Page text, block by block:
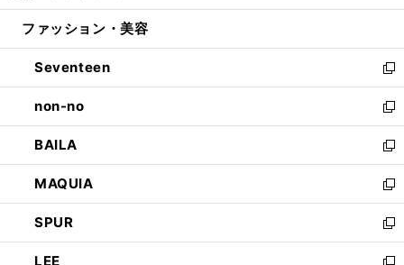
開
ウ
開
く
ン
ウ
で
開
く
ウ
ン
ド
ウ
で
開
く
ファッション・美容
Seventeen
新
し
い
ウ
ィ
ン
ド
ウ
で
開
く
non-no
新
し
い
ウ
ィ
ン
ド
ウ
で
BAILA
新
し
い
ウ
ィ
ン
MAQUIA
新
し
い
ウ
SPUR
新
し
LEE